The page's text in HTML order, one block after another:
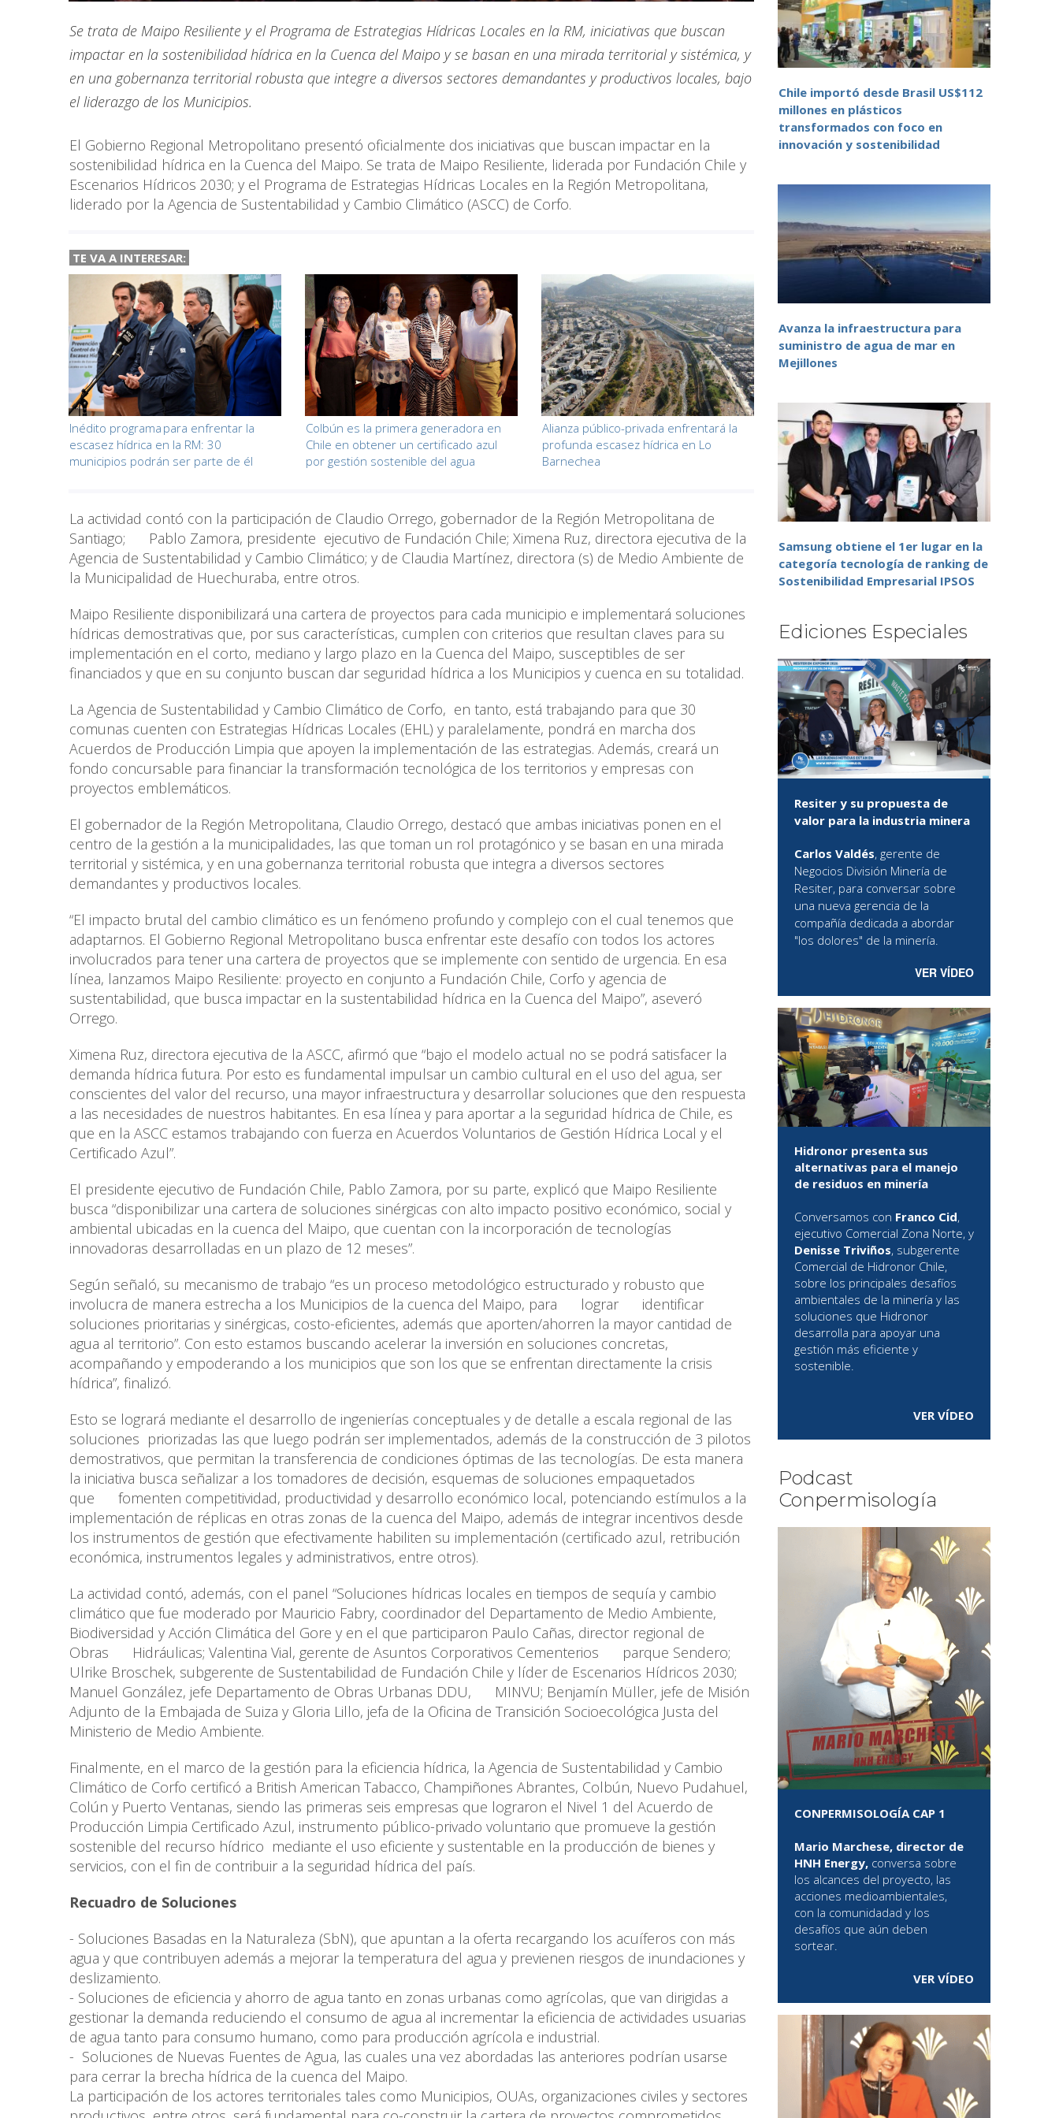
Se trata de Maipo Resiliente y el Programa de Estrategias Hídricas Locales en la RM, iniciativas que buscan
impactar en la sostenibilidad hídrica en la Cuenca del Maipo y se basan en una mirada territorial y sistémica, y
en una gobernanza territorial robusta que integre a diversos sectores demandantes y productivos locales, bajo
el liderazgo de los Municipios.
El Gobierno Regional Metropolitano presentó oficialmente dos iniciativas que buscan impactar en la
sostenibilidad hídrica en la Cuenca del Maipo. Se trata de Maipo Resiliente, liderada por Fundación Chile y
Escenarios Hídricos 2030; y el Programa de Estrategias Hídricas Locales en la Región Metropolitana,
liderado por la Agencia de Sustentabilidad y Cambio Climático (ASCC) de Corfo.
TE VA A INTERESAR:
Inédito programa para enfrentar la
escasez hídrica en la RM: 30
municipios podrán ser parte de él
Colbún es la primera generadora en
Chile en obtener un certificado azul
por gestión sostenible del agua
Alianza público-privada enfrentará la
profunda escasez hídrica en Lo
Barnechea
La actividad contó con la participación de Claudio Orrego, gobernador de la Región Metropolitana de
Santiago; Pablo Zamora, presidente ejecutivo de Fundación Chile; Ximena Ruz, directora ejecutiva de la
Agencia de Sustentabilidad y Cambio Climático; y de Claudia Martínez, directora (s) de Medio Ambiente de
la Municipalidad de Huechuraba, entre otros.
Maipo Resiliente disponibilizará una cartera de proyectos para cada municipio e implementará soluciones
hídricas demostrativas que, por sus características, cumplen con criterios que resultan claves para su
implementación en el corto, mediano y largo plazo en la Cuenca del Maipo, susceptibles de ser
financiados y que en su conjunto buscan dar seguridad hídrica a los Municipios y cuenca en su totalidad.
La Agencia de Sustentabilidad y Cambio Climático de Corfo, en tanto, está trabajando para que 30
comunas cuenten con Estrategias Hídricas Locales (EHL) y paralelamente, pondrá en marcha dos
Acuerdos de Producción Limpia que apoyen la implementación de las estrategias. Además, creará un
fondo concursable para financiar la transformación tecnológica de los territorios y empresas con
proyectos emblemáticos.
El gobernador de la Región Metropolitana, Claudio Orrego, destacó que ambas iniciativas ponen en el
centro de la gestión a la municipalidades, las que toman un rol protagónico y se basan en una mirada
territorial y sistémica, y en una gobernanza territorial robusta que integra a diversos sectores
demandantes y productivos locales.
“El impacto brutal del cambio climático es un fenómeno profundo y complejo con el cual tenemos que
adaptarnos. El Gobierno Regional Metropolitano busca enfrentar este desafío con todos los actores
involucrados para tener una cartera de proyectos que se implemente con sentido de urgencia. En esa
línea, lanzamos Maipo Resiliente: proyecto en conjunto a Fundación Chile, Corfo y agencia de
sustentabilidad, que busca impactar en la sustentabilidad hídrica en la Cuenca del Maipo”, aseveró
Orrego.
Ximena Ruz, directora ejecutiva de la ASCC, afirmó que “bajo el modelo actual no se podrá satisfacer la
demanda hídrica futura. Por esto es fundamental impulsar un cambio cultural en el uso del agua, ser
conscientes del valor del recurso, una mayor infraestructura y desarrollar soluciones que den respuesta
a las necesidades de nuestros habitantes. En esa línea y para aportar a la seguridad hídrica de Chile, es
que en la ASCC estamos trabajando con fuerza en Acuerdos Voluntarios de Gestión Hídrica Local y el
Certificado Azul”.
El presidente ejecutivo de Fundación Chile, Pablo Zamora, por su parte, explicó que Maipo Resiliente
busca “disponibilizar una cartera de soluciones sinérgicas con alto impacto positivo económico, social y
ambiental ubicadas en la cuenca del Maipo, que cuentan con la incorporación de tecnologías
innovadoras desarrolladas en un plazo de 12 meses”.
Según señaló, su mecanismo de trabajo “es un proceso metodológico estructurado y robusto que
involucra de manera estrecha a los Municipios de la cuenca del Maipo, para lograr identificar
soluciones prioritarias y sinérgicas, costo-eficientes, además que aporten/ahorren la mayor cantidad de
agua al territorio”. Con esto estamos buscando acelerar la inversión en soluciones concretas,
acompañando y empoderando a los municipios que son los que se enfrentan directamente la crisis
hídrica”, finalizó.
Esto se logrará mediante el desarrollo de ingenierías conceptuales y de detalle a escala regional de las
soluciones priorizadas las que luego podrán ser implementados, además de la construcción de 3 pilotos
demostrativos, que permitan la transferencia de condiciones óptimas de las tecnologías. De esta manera
la iniciativa busca señalizar a los tomadores de decisión, esquemas de soluciones empaquetados
que fomenten competitividad, productividad y desarrollo económico local, potenciando estímulos a la
implementación de réplicas en otras zonas de la cuenca del Maipo, además de integrar incentivos desde
los instrumentos de gestión que efectivamente habiliten su implementación (certificado azul, retribución
económica, instrumentos legales y administrativos, entre otros).
La actividad contó, además, con el panel “Soluciones hídricas locales en tiempos de sequía y cambio
climático que fue moderado por Mauricio Fabry, coordinador del Departamento de Medio Ambiente,
Biodiversidad y Acción Climática del Gore y en el que participaron Paulo Cañas, director regional de
Obras Hidráulicas; Valentina Vial, gerente de Asuntos Corporativos Cementerios parque Sendero;
Ulrike Broschek, subgerente de Sustentabilidad de Fundación Chile y líder de Escenarios Hídricos 2030;
Manuel González, jefe Departamento de Obras Urbanas DDU, MINVU; Benjamín Müller, jefe de Misión
Adjunto de la Embajada de Suiza y Gloria Lillo, jefa de la Oficina de Transición Socioecológica Justa del
Ministerio de Medio Ambiente.
Finalmente, en el marco de la gestión para la eficiencia hídrica, la Agencia de Sustentabilidad y Cambio
Climático de Corfo certificó a British American Tabacco, Champiñones Abrantes, Colbún, Nuevo Pudahuel,
Colún y Puerto Ventanas, siendo las primeras seis empresas que lograron el Nivel 1 del Acuerdo de
Producción Limpia Certificado Azul, instrumento público-privado voluntario que promueve la gestión
sostenible del recurso hídrico mediante el uso eficiente y sustentable en la producción de bienes y
servicios, con el fin de contribuir a la seguridad hídrica del país.
Recuadro de Soluciones
- Soluciones Basadas en la Naturaleza (SbN), que apuntan a la oferta recargando los acuíferos con más
agua y que contribuyen además a mejorar la temperatura del agua y previenen riesgos de inundaciones y
deslizamiento.
- Soluciones de eficiencia y ahorro de agua tanto en zonas urbanas como agrícolas, que van dirigidas a
gestionar la demanda reduciendo el consumo de agua al incrementar la eficiencia de actividades usuarias
de agua tanto para consumo humano, como para producción agrícola e industrial.
- Soluciones de Nuevas Fuentes de Agua, las cuales una vez abordadas las anteriores podrían usarse
para cerrar la brecha hídrica de la cuenca del Maipo.
La participación de los actores territoriales tales como Municipios, OUAs, organizaciones civiles y sectores
Chile importó desde Brasil US$112
millones en plásticos
transformados con foco en
innovación y sostenibilidad
Avanza la infraestructura para
suministro de agua de mar en
Mejillones
Samsung obtiene el 1er lugar en la
categoría tecnología de ranking de
Sostenibilidad Empresarial IPSOS
Ediciones Especiales
Resiter y su propuesta de
valor para la industria minera
Carlos Valdés, gerente de
Negocios División Minería de
Resiter, para conversar sobre
una nueva gerencia de la
compañía dedicada a abordar
"los dolores" de la minería.
VER VÍDEO
Hidronor presenta sus
alternativas para el manejo
de residuos en minería
Conversamos con Franco Cid,
ejecutivo Comercial Zona Norte, y
Denisse Triviños, subgerente
Comercial de Hidronor Chile,
sobre los principales desafíos
ambientales de la minería y las
soluciones que Hidronor
desarrolla para apoyar una
gestión más eficiente y
sostenible.
VER VÍDEO
Podcast
Conpermisología
CONPERMISOLOGÍA CAP 1
Mario Marchese, director de
HNH Energy, conversa sobre
los alcances del proyecto, las
acciones medioambientales,
con la comunidadad y los
desafíos que aún deben
sortear.
VER VÍDEO